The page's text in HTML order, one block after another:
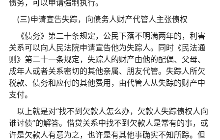
债务，可以申请强制执行。
(三)申请宣告失踪，向债务人财产代管人主张债权
《债务》第二十条规定，公民下落不明满两年的，利害
关系可以向人民法院申请宣告他为失踪人。同时《民法通
则》第二十一条规定，失踪人的财产由他的配偶、父母、
成年人或者关系密切的其他亲属、朋友代管。失踪人所欠
税款、债务和应付的其他费用，由代管人从失踪的财产中
支付。
以上就是对“找不到欠款人怎么办，欠款人失踪债权人向
谁讨债”的解答。借贷关系中找不到欠款人是常有的事，或
许是欠款人有意为之，也许是有其他事确实不知所踪。但